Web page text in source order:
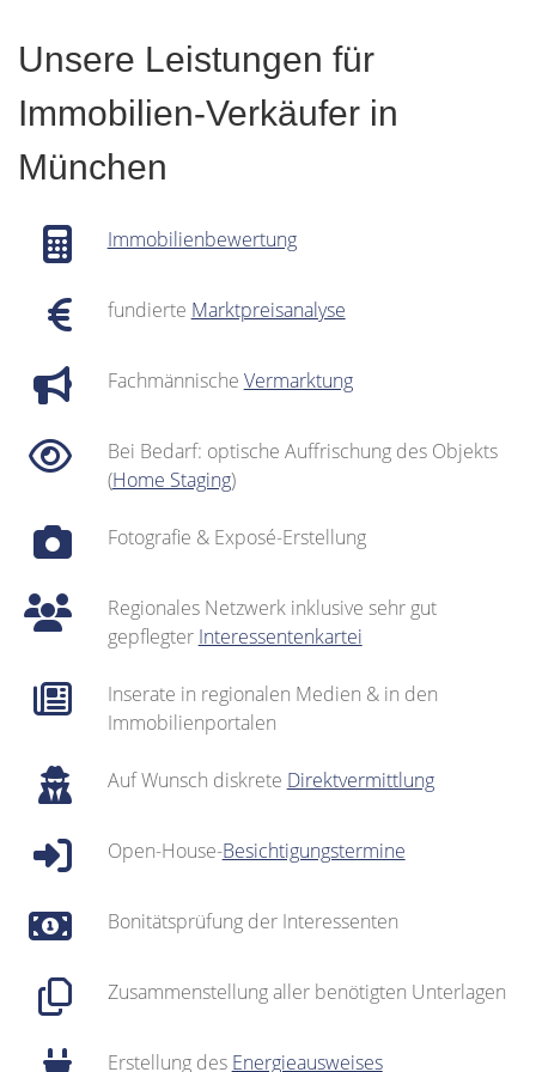
Unsere Leistungen für
Immobilien-Verkäufer in
München
Immobilienbewertung
fundierte Marktpreisanalyse
Fachmännische Vermarktung
Bei Bedarf: optische Auffrischung des Objekts
(Home Staging)
Fotografie & Exposé-Erstellung
Regionales Netzwerk inklusive sehr gut
gepflegter Interessentenkartei
Inserate in regionalen Medien & in den
Immobilienportalen
Auf Wunsch diskrete Direktvermittlung
Open-House-Besichtigungstermine
Bonitätsprüfung der Interessenten
Zusammenstellung aller benötigten Unterlagen
Erstellung des Energieausweises